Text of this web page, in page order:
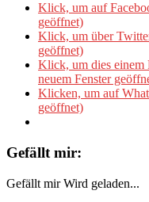
Klick, um auf
geöffnet)
Klick, um über
geöffnet)
Klick, um dies einem
neuem Fenster
Klicken, um auf
geöffnet)
Gefällt mir:
Gefällt mir Wird geladen...